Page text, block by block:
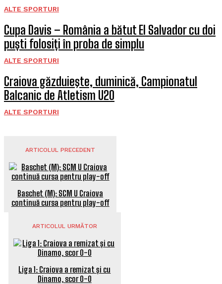
ALTE SPORTURI
Cupa Davis – România a bătut El Salvador cu doi
puști folosiți în proba de simplu
ALTE SPORTURI
Craiova găzduieşte, duminică, Campionatul
Balcanic de Atletism U20
ALTE SPORTURI
ARTICOLUL PRECEDENT
Baschet (M): SCM U Craiova
continuă cursa pentru play-off
ARTICOLUL URMĂTOR
Liga 1: Craiova a remizat și cu
Dinamo, scor 0-0